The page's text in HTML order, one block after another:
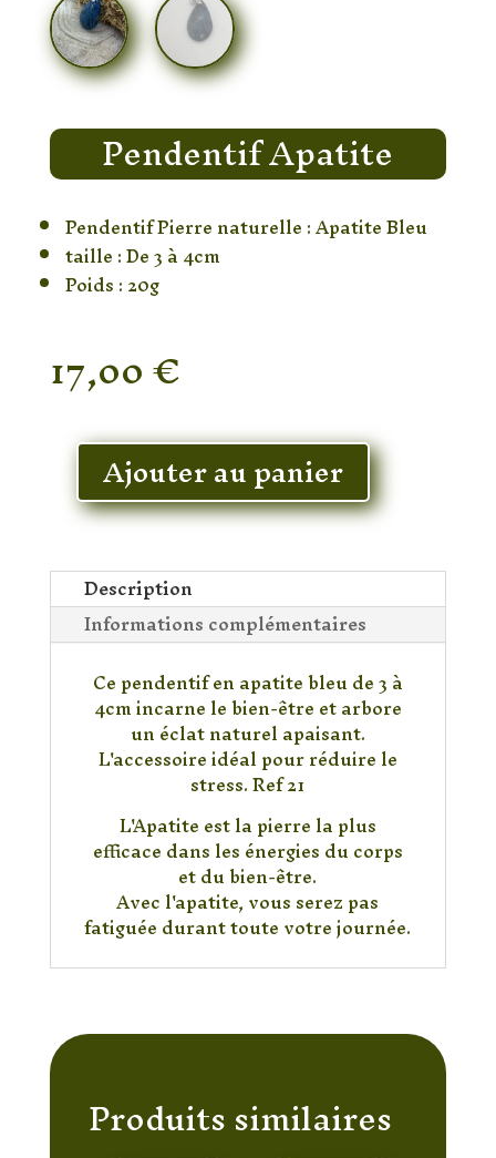
Pendentif Apatite
Pendentif Pierre naturelle : Apatite Bleu
taille : De 3 à 4cm
Poids : 20g
17,00€
En stock
quantité
Pendentif
Ajouter au panier
Description
Informations complémentaires
Ce pendentif en apatite bleu de 3 à
4cm incarne le bien-être et arbore
un éclat naturel apaisant.
L'accessoire idéal pour réduire le
stress. Ref 21
L'Apatite est la pierre la plus
efficace dans les énergies du corps
et du bien-être.
Avec l'apatite, vous serez pas
fatiguée durant toute votre journée.
Produits similaires